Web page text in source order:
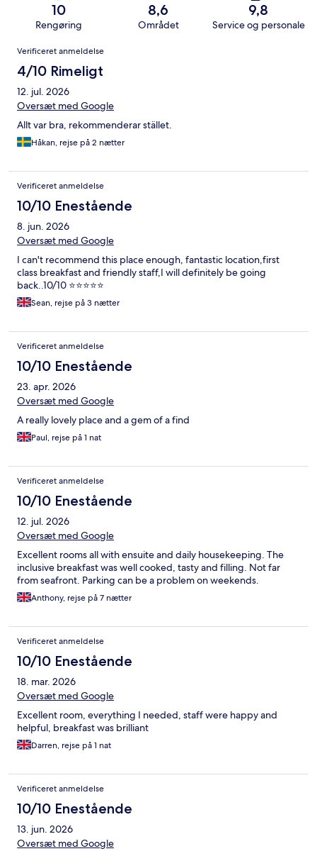
10
Rengøring
8,6
Området
9,8
Service og personale
Anmeldelser
Verificeret anmeldelse
4/10 Rimeligt
12. jul. 2026
Oversæt med Google
Allt var bra, rekommenderar stället.
Håkan, rejse på 2 nætter
Verificeret anmeldelse
10/10 Enestående
8. jun. 2026
Oversæt med Google
I can't recommend this place enough, fantastic location,first
class breakfast and friendly staff,I will definitely be going
back..10/10 ⭐⭐⭐⭐⭐
Sean, rejse på 3 nætter
Verificeret anmeldelse
10/10 Enestående
23. apr. 2026
Oversæt med Google
A really lovely place and a gem of a find
Paul, rejse på 1 nat
Verificeret anmeldelse
10/10 Enestående
12. jul. 2026
Oversæt med Google
Excellent rooms all with ensuite and daily housekeeping. The
inclusive breakfast was well cooked, tasty and filling. Not far
from seafront. Parking can be a problem on weekends.
Anthony, rejse på 7 nætter
Verificeret anmeldelse
10/10 Enestående
18. mar. 2026
Oversæt med Google
Excellent room, everything I needed, staff were happy and
helpful, breakfast was brilliant
Darren, rejse på 1 nat
Verificeret anmeldelse
10/10 Enestående
13. jun. 2026
Oversæt med Google